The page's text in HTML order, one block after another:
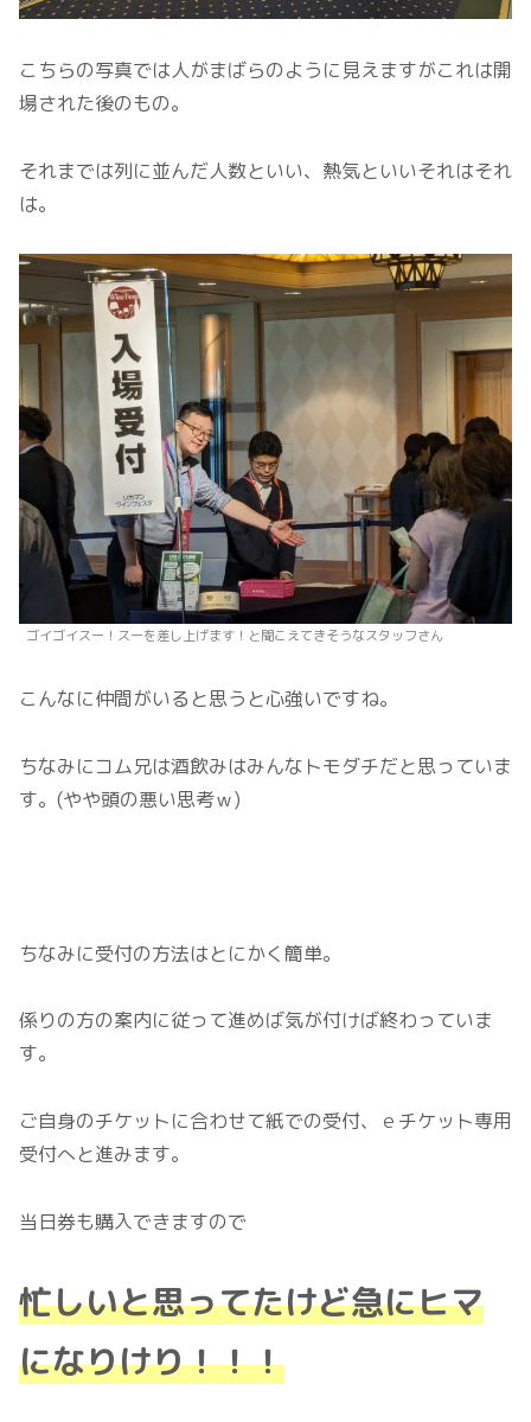
こちらの写真では人がまばらのように見えますがこれは開
場された後のもの。
それまでは列に並んだ人数といい、熱気といいそれはそれ
は。
ゴイゴイスー！スーを差し上げます！と聞こえてきそうなスタッフさん
こんなに仲間がいると思うと心強いですね。
ちなみにコム兄は酒飲みはみんなトモダチだと思っていま
す。(やや頭の悪い思考ｗ)
ちなみに受付の方法はとにかく簡単。
係りの方の案内に従って進めば気が付けば終わっていま
す。
ご自身のチケットに合わせて紙での受付、ｅチケット専用
受付へと進みます。
当日券も購入できますので
忙しいと思ってたけど急にヒマ
になりけり！！！